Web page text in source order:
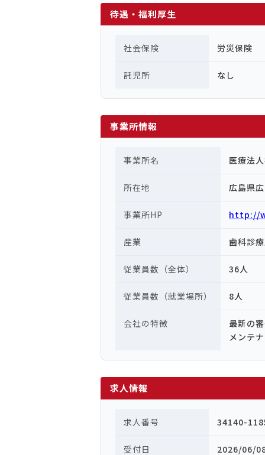
待遇・福利厚生
社会保険 労災保険
託児所 なし
事業所情報
事業所名 医療法
所在地 広島県
事業所HP http://
産業 歯科診
従業員数（全体） 36人
従業員数（就業場所） 8人
会社の特徴
最新の
メンテ
求人情報
求人番号 34140-
受付日 2026/06/